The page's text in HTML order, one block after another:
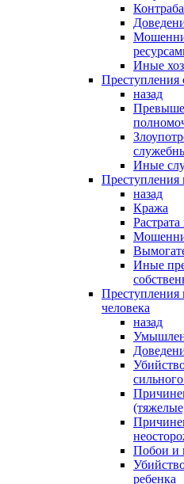
Иные
Преступления
назад
Иные
Преступления
назад
Кража
Иные
Преступления
человека
назад
Побои и
ребенка